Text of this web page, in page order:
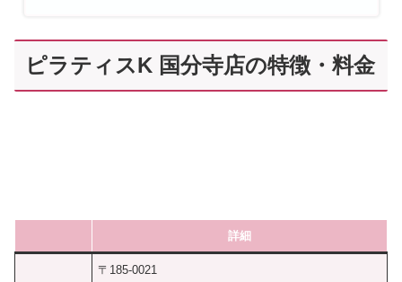
ピラティスK 国分寺店の特徴・料金
詳細
〒185-0021